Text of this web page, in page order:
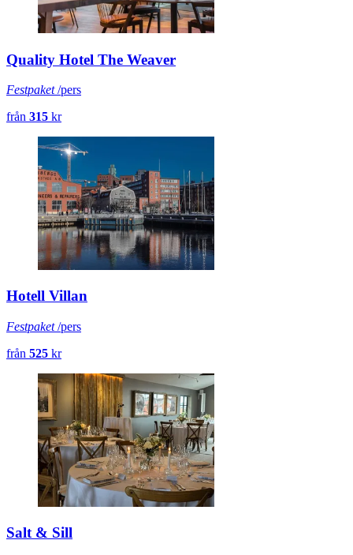
Quality Hotel The Weaver
Festpaket/pers
från 315 kr
Hotell Villan
Festpaket/pers
från 525 kr
Salt & Sill